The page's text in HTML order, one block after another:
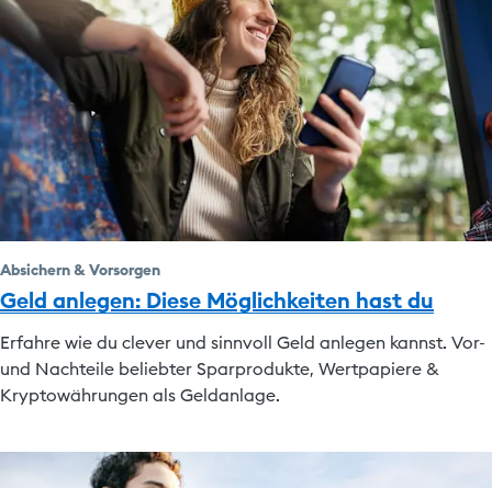
Absichern & Vorsorgen
Geld anlegen: Diese Möglichkeiten hast du
Erfahre wie du clever und sinnvoll Geld anlegen kannst. Vor-
und Nachteile beliebter Sparprodukte, Wertpapiere &
Kryptowährungen als Geldanlage.